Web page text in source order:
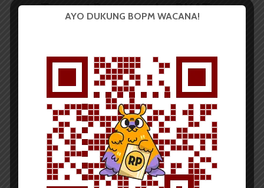
Tenggat Pengumpulan RKAT
Redaksi 2 November 2014 2 menit waktu baca
AYO DUKUNG BOPM WACANA!